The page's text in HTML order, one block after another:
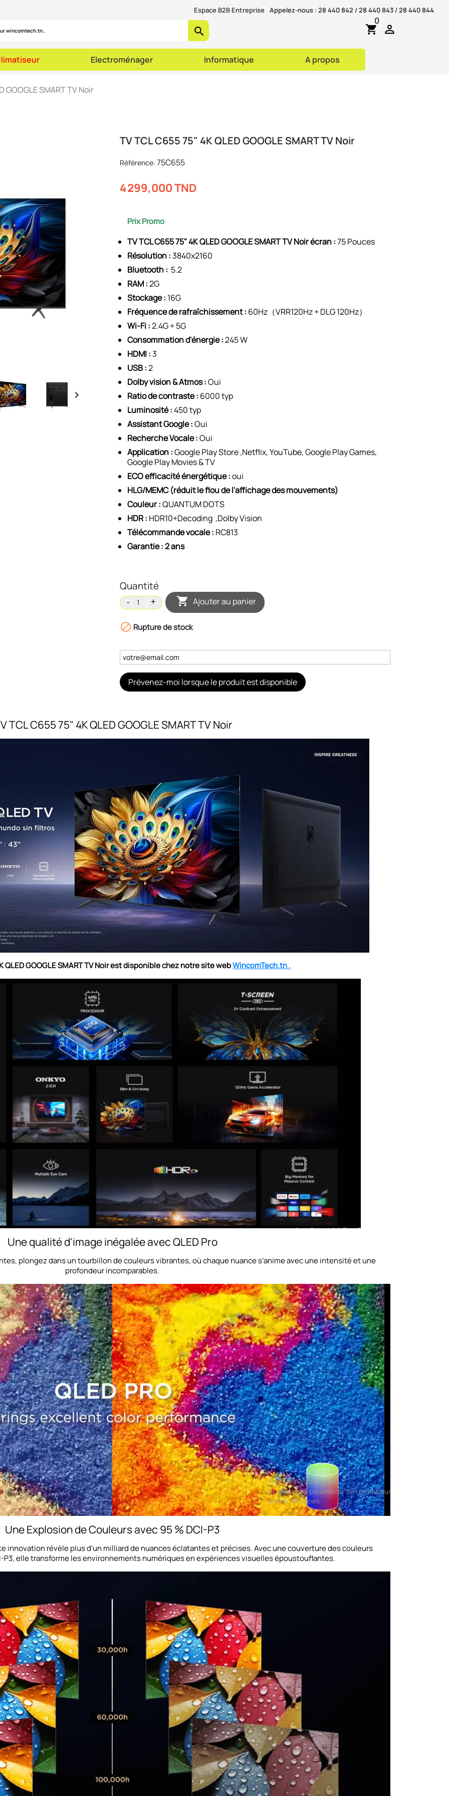
Espace B2B Entreprise Appelez-nous : 28 440 842 / 28 440 843 / 28 440 844
search 
shopping_cart
0
Electroménager Informatique A propos
GOOGLE SMART TV Noir

TV TCL C655 75" 4K QLED GOOGLE SMART TV Noir
Référence: 75C655
4 299,000 TND
Prix Promo
TV TCL C655 75" 4K QLED GOOGLE SMART TV Noir écran :75 Pouces
Résolution :3840x2160
Bluetooth : 5.2
RAM :2G
Stockage : 16G
Fréquence de rafraîchissement : 60Hz（VRR120Hz + DLG 120Hz）
Wi-Fi :2.4G + 5G
Consommation d'énergie :245 W
HDMI :3
USB :2
Dolby vision & Atmos :Oui
Ratio de contraste : 6000 typ
Luminosité :450 typ
Assistant Google :Oui
Recherche Vocale :Oui
Application :Google Play Store ,Netflix, YouTube, Google Play Games,
Google Play Movies & TV
ECO efficacité énergétique :oui
HLG/MEMC (réduit le flou de l'affichage des mouvements)
Couleur :QUANTUM DOTS
HDR : HDR10+Decoding ,Dolby Vision
Télécommande vocale : RC813
Garantie : 2 ans
Quantité
 Ajouter au panier
 Rupture de stock
Prévenez-moi lorsque le produit est disponible
TCL C655 75" 4K QLED GOOGLE SMART TV Noir
QLED GOOGLE SMART TV Noir est disponiblechez notre site webWincomTech.tn .
Une qualité d'image inégalée avec QLED Pro
plongez dans un tourbillon de couleurs vibrantes, où chaque nuance s’anime avec une intensité et une
profondeur incomparables.
Une Explosion de Couleurs avec 95 % DCI-P3
innovation révèle plus d'un milliard de nuances éclatantes et précises. Avec une couverture des couleurs
P3, elle transforme les environnements numériques en expériences visuelles époustouflantes.